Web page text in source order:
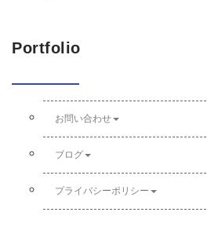
Portfolio
お問い合わせ
ブログ
プライバシーポリシー